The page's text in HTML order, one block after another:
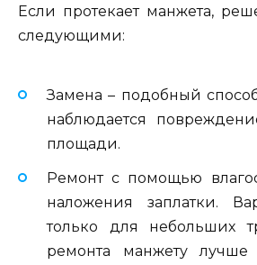
Если протекает манжета,
следующими:
Замена – подобный
наблюдается
площади.
Ремонт с помощью
наложения заплатки.
только для небольших
ремонта манжету лучше